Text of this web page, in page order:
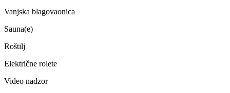
Vanjska blagovaonica
Sauna(e)
Roštilj
Električne rolete
Video nadzor